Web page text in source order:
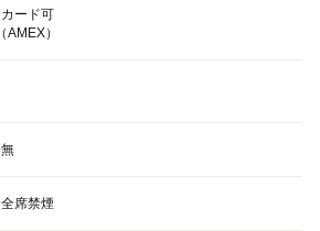
カード可
（AMEX）
無
全席禁煙